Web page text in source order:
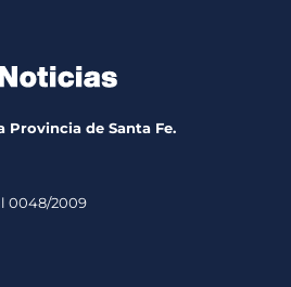
de Santa Fe.
0048/2009